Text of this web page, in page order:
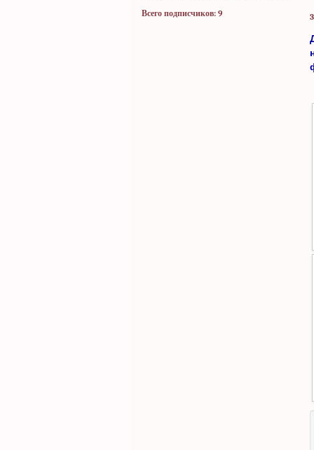
Всего подписчиков: 9